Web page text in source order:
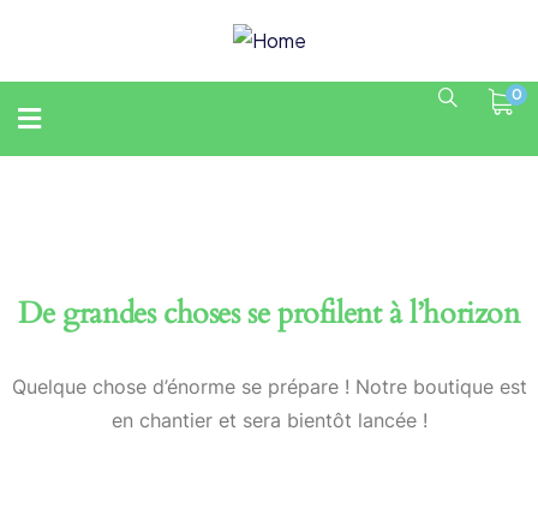
0
De grandes choses se profilent à l’horizon
Quelque chose d’énorme se prépare ! Notre boutique est
en chantier et sera bientôt lancée !